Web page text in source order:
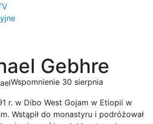
Gebhre
Wspomnienie 30 sierpnia
r. w Dibo West Gojam w Etiopii w
Wstąpił do monastyru i podróżował